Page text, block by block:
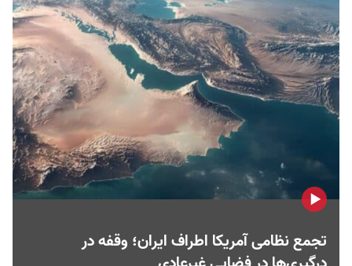
تجمع نظامی آمریکا اطراف ایران؛ وقفه در